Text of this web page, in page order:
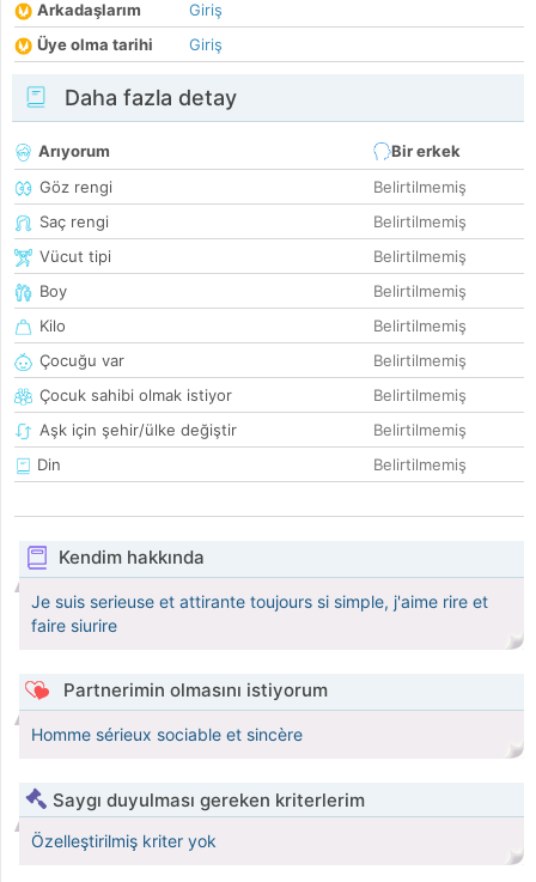
Arkadaşlarım
Giriş
Üye olma tarihi
Giriş
Daha fazla detay
Arıyorum
Bir erkek
Göz rengi
Belirtilmemiş
Saç rengi
Belirtilmemiş
Vücut tipi
Belirtilmemiş
Boy
Belirtilmemiş
Kilo
Belirtilmemiş
Çocuğu var
Belirtilmemiş
Çocuk sahibi olmak istiyor
Belirtilmemiş
Aşk için şehir/ülke değiştir
Belirtilmemiş
Din
Belirtilmemiş
Kendim hakkında
Je suis serieuse et attirante toujours si simple, j'aime rire et
faire siurire
Partnerimin olmasını istiyorum
Homme sérieux sociable et sincère
Saygı duyulması gereken kriterlerim
Özelleştirilmiş kriter yok